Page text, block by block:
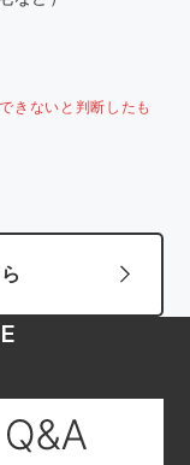
きないと判断したも